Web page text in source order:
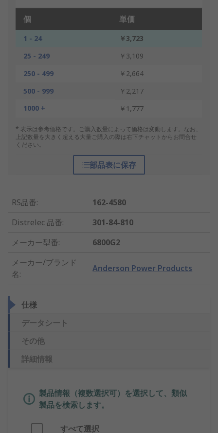
個 単価
1 - 24
￥3,723
25 - 249
￥3,109
250 - 499
￥2,664
500 - 999
￥2,217
1000 +
￥1,777
* 表示は参考価格です。ご購入数量によって価格は変動します。なお、
上記数量を大きく超える大量ご購入の際は右下チャットからお問合せ
ください。
部品表に保存
RS品番:
162-4580
Distrelec 品番:
301-84-810
メーカー型番:
6800G2
メーカー/ブランド
名:
Anderson Power Products
仕様
データシート
その他
詳細情報
製品情報（複数選択可）を選択して、類似
製品を検索します。
すべて選択